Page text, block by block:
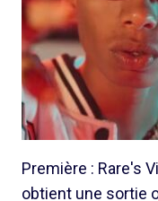
Première : Rare's
obtient une sortie